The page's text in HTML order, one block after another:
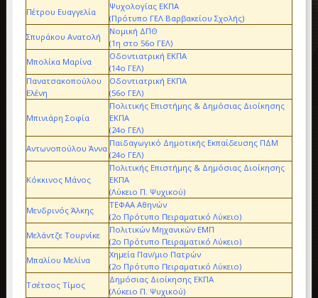
Ο χώρος μας
Πέτρου Ευαγγελία
Ψυχολογίας ΕΚΠΑ
(Πρότυπο ΓΕΛ Βαρβακείου Σχολής)
Σπυράκου Ανατολή
Νομική ΔΠΘ
(1η στο 56ο ΓΕΛ)
Μπολίκα Μαρίνα
Οδοντιατρική ΕΚΠΑ
(14ο ΓΕΛ)
Πανατσακοπούλου
Ελένη
Οδοντιατρική ΕΚΠΑ
(56ο ΓΕΛ)
Μπινιάρη Σοφία
Πολιτικής Επιστήμης & Δημόσιας Διοίκησης
ΕΚΠΑ
(24ο ΓΕΛ)
Αντωνοπούλου Άννα
Παιδαγωγικό Δημοτικής Εκπαίδευσης ΠΔΜ
(24ο ΓΕΛ)
Κόκκινος Μάνος
Πολιτικής Επιστήμης & Δημόσιας Διοίκησης
ΕΚΠΑ
(Λύκειο Π. Ψυχικού)
Μενδρινός Άλκης
ΤΕΦΑΑ Αθηνών
(2ο Πρότυπο Πειραματικό Λύκειο)
Μελάντζε Τουρνίκε
Πολιτικών Μηχανικών ΕΜΠ
(2ο Πρότυπο Πειραματικό Λύκειο)
Μπαλίου Μελίνα
Χημεία Παν/μιο Πατρών
(2ο Πρότυπο Πειραματικό Λύκειο)
Τσέτσος Τίμος
Δημόσιας Διοίκησης ΕΚΠΑ
(Λύκειο Π. Ψυχικού)